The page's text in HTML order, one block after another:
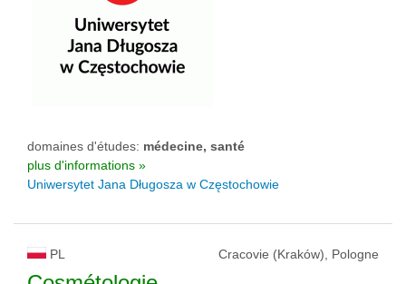
domaines d'études: médecine, santé
plus d'informations »
Uniwersytet Jana Długosza w Częstochowie
PL Cracovie (Kraków), Pologne